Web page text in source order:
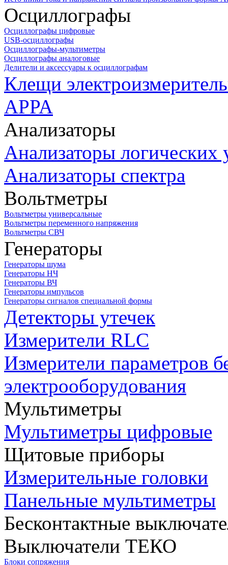
Осциллографы
Осциллографы цифровые
USB-осциллографы
Осциллографы-мультиметры
Осциллографы аналоговые
Делители и аксессуары к осциллографам
Клещи
APPA
Анализаторы
Анализаторы логических
Анализаторы спектра
Вольтметры
Вольтметры универсальные
Вольтметры переменного напряжения
Вольтметры СВЧ
Генераторы
Генераторы шума
Генераторы НЧ
Генераторы ВЧ
Генераторы импульсов
Генераторы сигналов специальной формы
Детекторы утечек
Измерители RLC
Измерители параметров
электрооборудования
Мультиметры
Мультиметры цифровые
Щитовые приборы
Измерительные головки
Панельные мультиметры
Бесконтактные
Выключатели ТЕКО
Блоки сопряжения